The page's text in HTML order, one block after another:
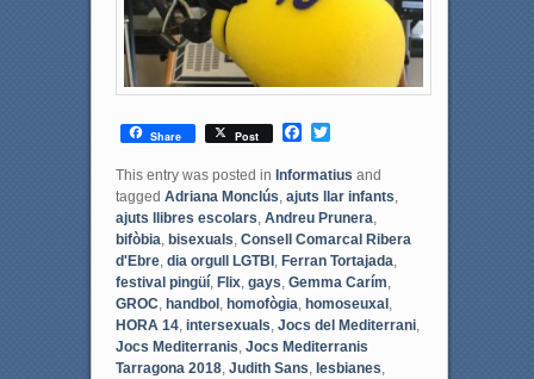
Share Post
F
c
e
b
o
o
k
T
i
t
t
e
r
This entry was posted in Informatius and
tagged Adriana Monclús ajuts llar infants
ajuts llibres escolars Andreu Prunera
bifòbia bisexuals Consell Comarcal Ribera
d'Ebre, dia orgull LGTBI, Ferran Tortajada
festival pingüí, Flix, gays Gemma Carím
GROC handbol, homofògia homoseuxal,
HORA 14, intersexuals Jocs del Mediterrani,
Jocs Mediterranis Jocs Mediterranis
Tarragona 2018, Judith Sans lesbianes